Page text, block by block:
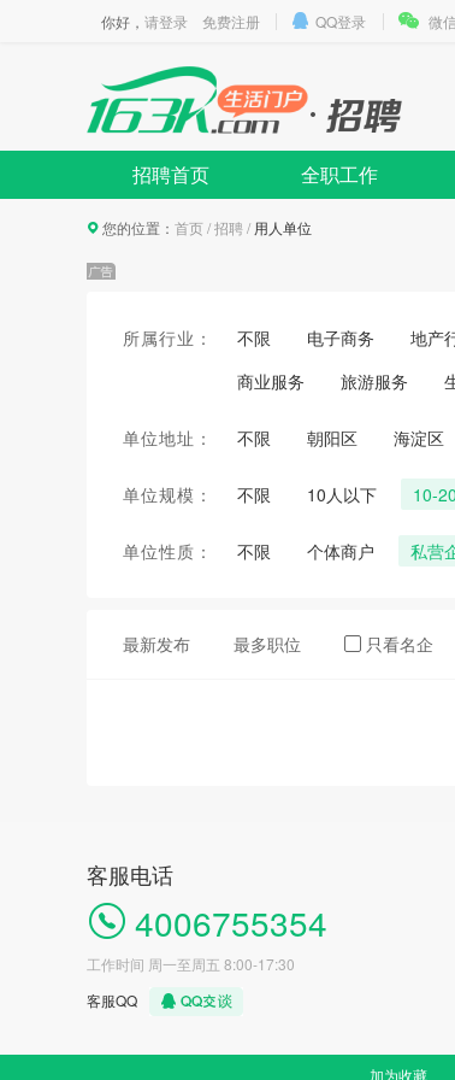
你好， 请登录 免费注册 QQ登录 微
招聘首页 全职工作
您的位置： 首页/招聘/ 用人单位
所属行业： 不限 电子商务 地产
商业服务
旅游服务
单位地址： 不限 朝阳区 海淀区
单位规模： 不限 10人以下 10-
单位性质： 不限 个体商户 私营
最新发布 最多职位 只看名企
客服电话
4006755354
工作时间 周一至周五 8:00-17:30
客服QQ
加为收藏